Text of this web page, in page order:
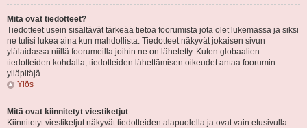
Mitä ovat tiedotteet?
Tiedotteet usein sisältävät tärkeää tietoa foorumista jota olet lukemassa ja siksi
ne tulisi lukea aina kun mahdollista. Tiedotteet näkyvät jokaisen sivun
ylälaidassa niillä foorumeilla joihin ne on lähetetty. Kuten globaalien
tiedotteiden kohdalla, tiedotteiden lähettämisen oikeudet antaa foorumin
ylläpitäjä.
Ylös
Mitä ovat kiinnitetyt viestiketjut
Kiinnitetyt viestiketjut näkyvät tiedotteiden alapuolella ja ovat vain etusivulla.